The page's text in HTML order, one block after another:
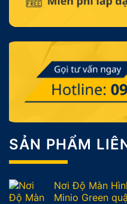
SẢN PHẨM
Nơi Độ Màn
Minio Green